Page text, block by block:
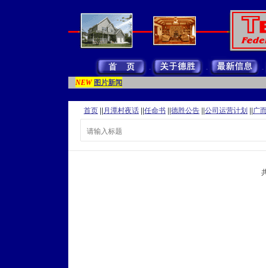
NEW 图片新闻
首页 ||月潭村夜话 ||任命书 ||德胜公告 ||公司运营计划 ||广